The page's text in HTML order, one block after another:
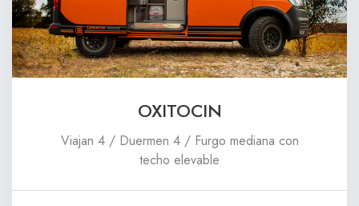
OXITOCIN
Viajan 4 / Duermen 4 / Furgo mediana con
techo elevable